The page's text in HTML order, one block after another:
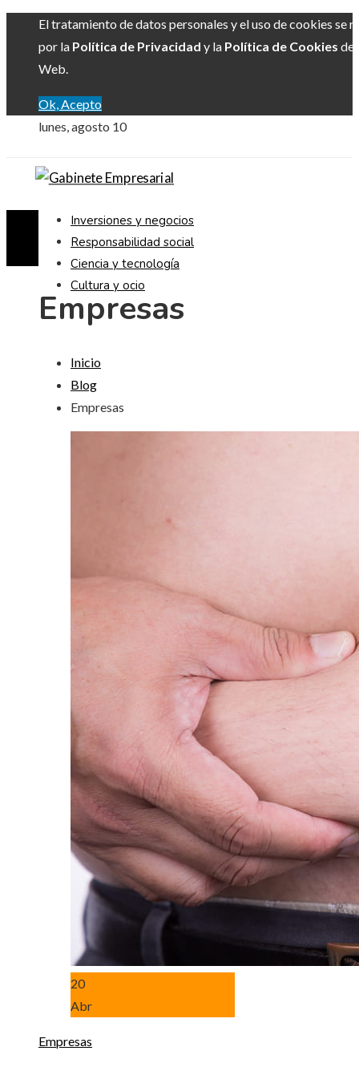
El tratamiento de datos personales y el uso de cookies se
por la Política de Privacidad y la Política de Cookies
Web.
Ok, Acepto
lunes, agosto 10
Inversiones y negocios
Responsabilidad social
Ciencia y tecnología
Cultura y ocio
Empresas
Inicio
Blog
Empresas
20
Abr
Empresas